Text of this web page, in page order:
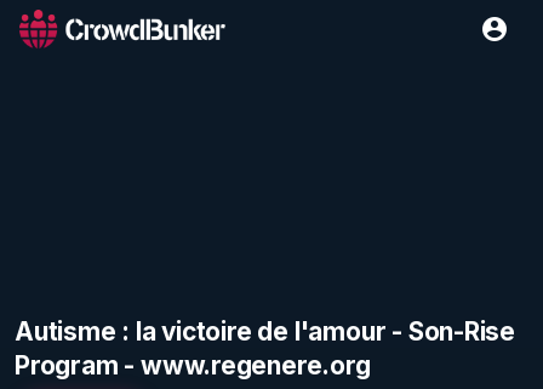
Autisme : la victoire de l'amour - Son-Rise
Program - www.regenere.org